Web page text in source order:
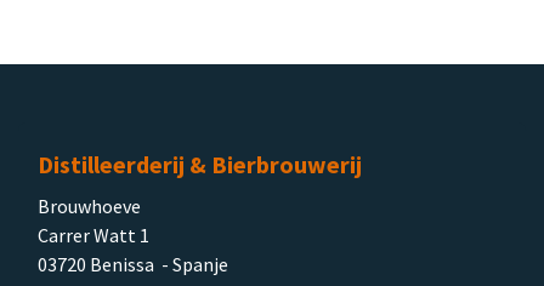
Distilleerderij & Bierbrouwerij
Brouwhoeve
Carrer Watt 1
03720 Benissa - Spanje